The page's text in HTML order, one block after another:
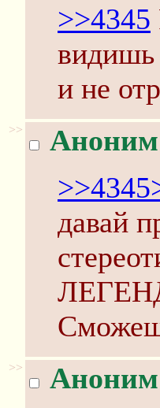
>>4345
и не
>> Аноним
>>4345
давай
>> Аноним